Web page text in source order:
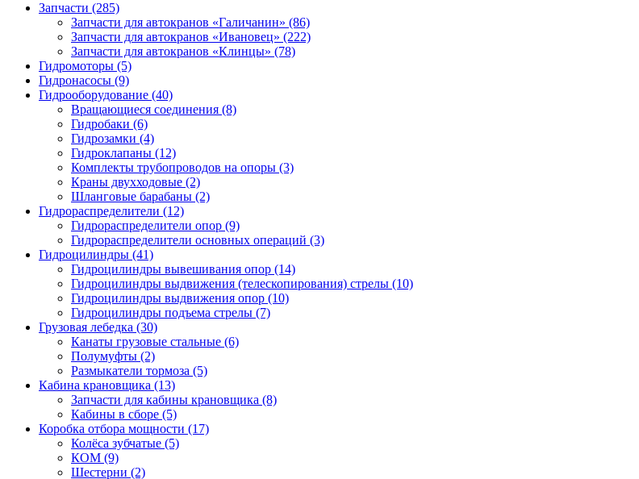
Запчасти (285)
Запчасти для автокранов «Галичанин» (86)
Запчасти для автокранов «Ивановец» (222)
Запчасти для автокранов «Клинцы» (78)
Гидромоторы (5)
Гидронасосы (9)
Гидрооборудование (40)
Вращающиеся соединения (8)
Гидробаки (6)
Гидрозамки (4)
Гидроклапаны (12)
Комплекты трубопроводов на опоры (3)
Краны двухходовые (2)
Шланговые барабаны (2)
Гидрораспределители (12)
Гидрораспределители опор (9)
Гидрораспределители основных операций (3)
Гидроцилиндры (41)
Гидроцилиндры вывешивания опор (14)
Гидроцилиндры выдвижения (телескопирования) стрелы (10)
Гидроцилиндры выдвижения опор (10)
Гидроцилиндры подъема стрелы (7)
Грузовая лебедка (30)
Канаты грузовые стальные (6)
Полумуфты (2)
Размыкатели тормоза (5)
Кабина крановщика (13)
Запчасти для кабины крановщика (8)
Кабины в сборе (5)
Коробка отбора мощности (17)
Колёса зубчатые (5)
КОМ (9)
Шестерни (2)